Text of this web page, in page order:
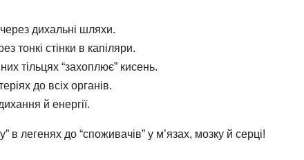
дихальні шляхи.
тонкі стінки в капіляри.
тільцях “захоплює” кисень.
до всіх органів.
й енергії.
в легенях до “споживачів” у м’язах, мозку й серці!